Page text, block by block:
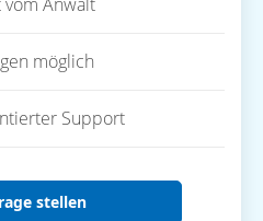
möglich
Support
stellen